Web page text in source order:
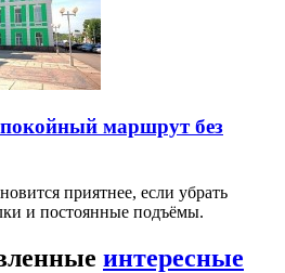
маршрут без
приятнее, если убрать
и постоянные подъёмы.
интересные